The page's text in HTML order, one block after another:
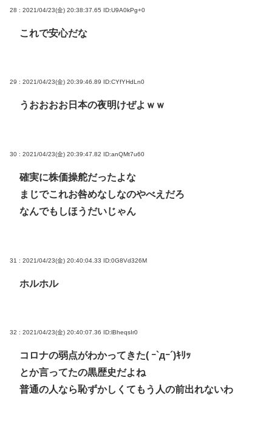
28 : 2021/04/23(金) 20:38:37.65 ID:U9A0kPg+0
これで安心だな
29 : 2021/04/23(金) 20:39:46.89 ID:CYfYHdLn0
うおおおお日本の夜明けぜよｗｗ
30 : 2021/04/23(金) 20:39:47.82 ID:anQMt7u60
確実に株価操舵だったよな
まじでこれお咎めなしなのやべえだろ
なんでもしほうだいじゃん
31 : 2021/04/23(金) 20:40:04.33 ID:0G8Vd326M
ホルホル
32 : 2021/04/23(金) 20:40:07.36 ID:lBheqsIr0
コロナの弱点がわかってきた( ｰ`дｰ´)ｷﾘｯ
とか言ってたの黒歴史だよね
普通の人なら恥ずかしくてもう人の前出れないわ